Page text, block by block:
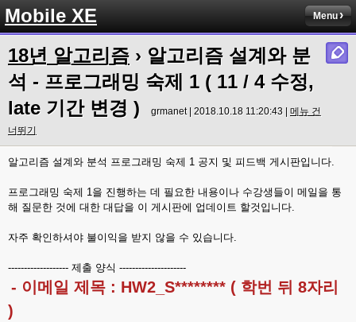
Mobile XE Menu
18년 알고리즘 › 알고리즘 설계와 분
석 - 프로그래밍 숙제 1 ( 11 / 4 수정,
late 기간 변경 )
grmanet | 2018.10.18 11:20:43 | 메뉴 건
너뛰기
알고리즘 설계와 분석 프로그래밍 숙제 1 공지 및 피드백 게시판입니다.
프로그래밍 숙제 1을 진행하는 데 필요한 내용이나 수강생들이 메일을 통
해 질문한 것에 대한 대답을 이 게시판에 업데이트 할것입니다.
자주 확인하셔야 불이익을 받지 않을 수 있습니다.
------------------- 제출 양식 ---------------------
- 이메일 제목 : HW2_S******** ( 학번 뒤 8자리
)